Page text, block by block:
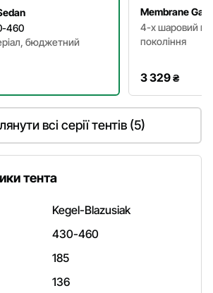
460
бюджетний
Membrane
4-х шаровий
покоління
3 329₴
всі серії тентів (5)
тента
Kegel-Blazusiak
430-460
185
136